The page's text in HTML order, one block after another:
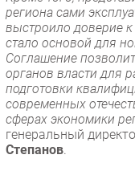
региона сами
выстроило доверие
стало основой для
Cоглашение
органов власти для
подготовки
современных
сферах экономики
генеральный
Степанов